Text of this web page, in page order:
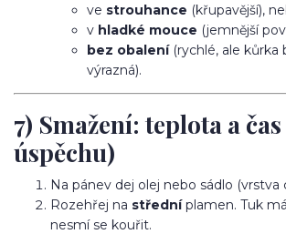
ve strouhance (křupavější),
v hladké mouce (jemnější
bez obalení(rychlé, ale kůrka
výrazná).
7) Smažení: teplota a
úspěchu)
Na pánev dej olej nebo sádlo (vrstva
Rozehřej na středníplamen. Tuk
nesmí se kouřit.